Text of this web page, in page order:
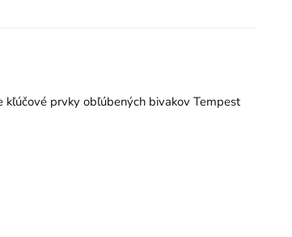
kľúčové prvky obľúbených bivakov Tempest